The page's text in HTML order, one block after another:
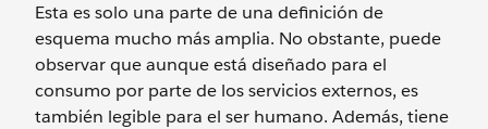
Esta es solo una parte de una definición de
esquema mucho más amplia. No obstante, puede
observar que aunque está diseñado para el
consumo por parte de los servicios externos, es
también legible para el ser humano. Además, tiene